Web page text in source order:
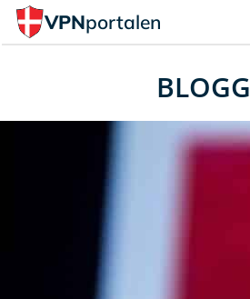
VPNportalen
BLOGG